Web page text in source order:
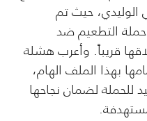
الوليدي، حيث تم
حملة التطعيم ضد
قريباً. وأعرب هشلة
بهذا الملف الهام،
للحملة لضمان نجاحها